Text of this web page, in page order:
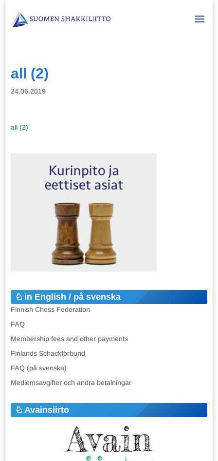
all (2)
24.06.2019
all (2)
in English / på svenska
Finnish Chess Federation
FAQ
Membership fees and other payments
Finlands Schackförbund
FAQ (på svenska)
Medlemsavgifter och andra betalningar
Avainsiirto